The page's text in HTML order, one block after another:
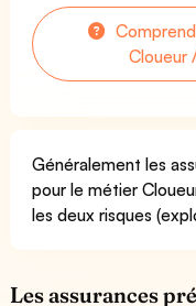
Cloueur
Généralement les
pour le métier
les deux risques
Les assurances